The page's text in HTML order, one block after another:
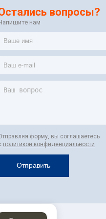
вопросы?
нам
форму, вы соглашаетесь
политикой конфиденциальности